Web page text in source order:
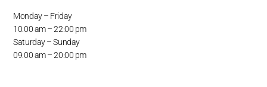
Monday – Friday
10:00 am – 22:00 pm
Saturday – Sunday
09:00 am – 20:00 pm